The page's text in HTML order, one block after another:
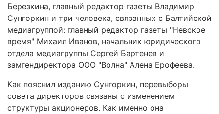
Березкина, главный редактор газеты Владимир
Сунгоркин и три человека, связанных с Балтийской
медиагруппой: главный редактор газеты "Невское
время" Михаил Иванов, начальник юридического
отдела медиагруппы Сергей Бартенев и
замгендиректора ООО "Волна" Алена Ерофеева.
Как пояснил изданию Сунгоркин, перевыборы
совета директоров связаны с изменением
структуры акционеров. Как именно она